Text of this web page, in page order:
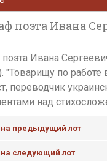
поэта Ивана
Ивана
"Товарищу по
переводчик
над
предыдущий лот
следующий лот